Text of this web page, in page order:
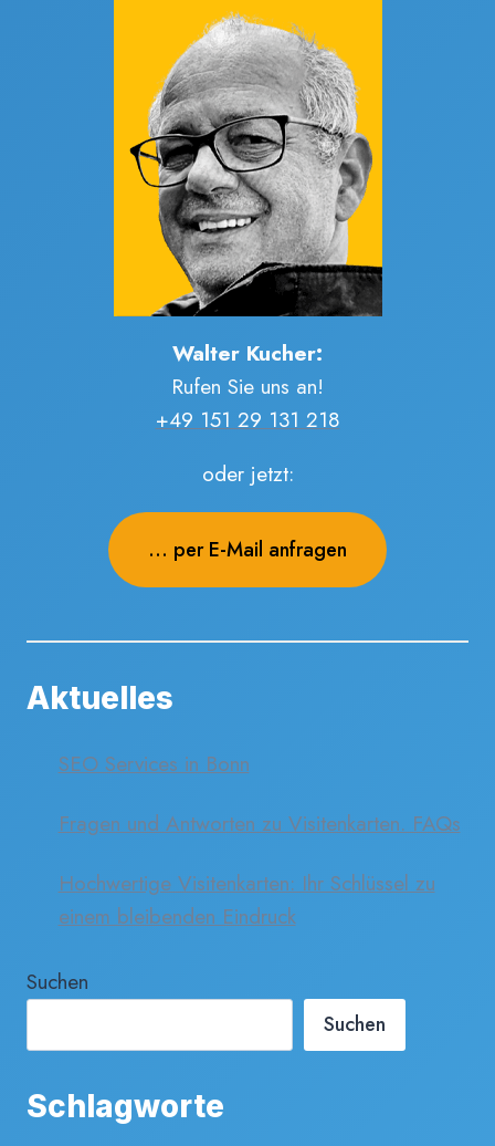
Walter Kucher:
Rufen Sie uns an!
+49 151 29 131 218
oder jetzt:
... per E-Mail anfragen
Aktuelles
SEO Services in Bonn
Fragen und Antworten zu Visitenkarten. FAQs
Hochwertige Visitenkarten: Ihr Schlüssel zu
einem bleibenden Eindruck
Suchen
Suchen
Schlagworte